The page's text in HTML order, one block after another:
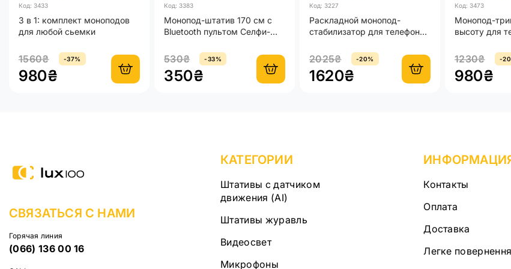
Код: 3433
3 в 1: комплект моноподов
для любой сьемки
1560₴ -37%
980₴
Код: 3383
Монопод-штатив 170 см с
Bluetooth пультом Селфи-
530₴ -33%
350₴
Код: 3227
Раскладной монопод-
стабилизатор для телефона
кнопкой
2025₴ -20%
1620₴
Код: 3473
Монопод-
высоту для
штатив для
видеосъемки
1230₴ -
980₴
СВЯЗАТЬСЯ С НАМИ
Горячая линия
(066) 136 00 16
КАТЕГОРИИ
Штативы с датчиком
движения (AI)
Штативы журавль
Видеосвет
Микрофоны
Контакты
Оплата
Доставка
Легке повернення